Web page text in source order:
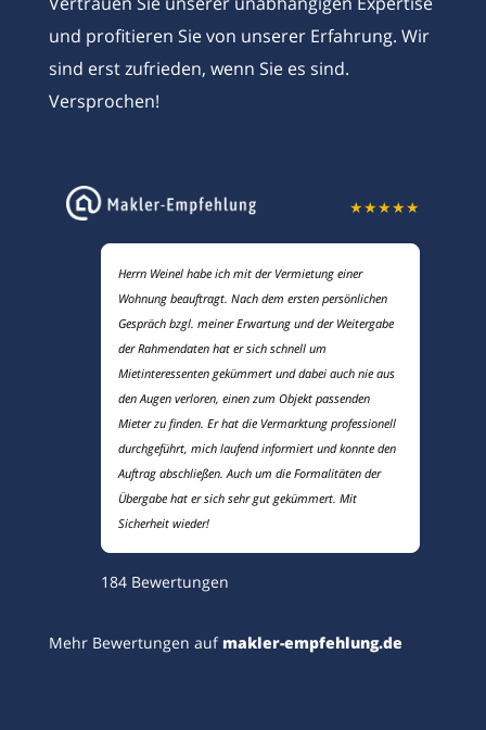
und profitieren Sie von unserer Erfahrung. Wir
sind erst zufrieden, wenn Sie es sind.
Versprochen!
★
★
★
★
★
Herrn Weinel habe ich mit der Vermietung einer
Wohnung beauftragt. Nach dem ersten persönlichen
Gespräch bzgl. meiner Erwartung und der Weitergabe
der Rahmendaten hat er sich schnell um
Mietinteressenten gekümmert und dabei auch nie aus
den Augen verloren, einen zum Objekt passenden
Mieter zu finden. Er hat die Vermarktung professionell
durchgeführt, mich laufend informiert und konnte den
Auftrag abschließen. Auch um die Formalitäten der
Übergabe hat er sich sehr gut gekümmert. Mit
Sicherheit wieder!
184 Bewertungen
Mehr Bewertungen auf makler-empfehlung.de